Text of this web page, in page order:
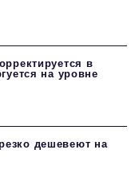
в
на уровне
дешевеют на